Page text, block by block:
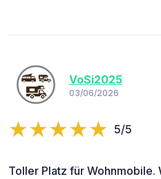
VoSi2025
03/06/2026
5/5
Toller Platz für Wohnmobile.